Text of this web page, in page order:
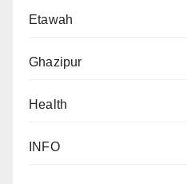
Etawah
Ghazipur
Health
INFO